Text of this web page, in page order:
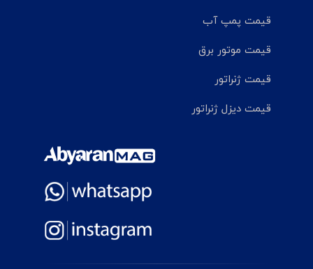
قیمت پمپ آب
قیمت موتور برق
قیمت ژنراتور
قیمت دیزل ژنراتور